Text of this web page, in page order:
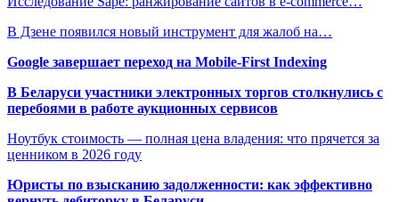
В Дзене появился новый инструмент для жалоб на…
Google завершает переход на Mobile-First Indexing
В Беларуси участники электронных торгов столкнулись с
перебоями в работе аукционных сервисов
Ноутбук стоимость — полная цена владения: что прячется за
ценником в 2026 году
Юристы по взысканию задолженности: как эффективно